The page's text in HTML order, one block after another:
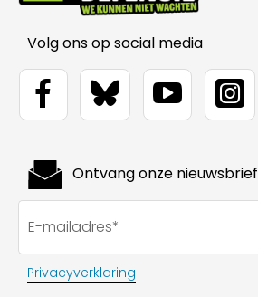
Volg ons op social media
Ontvang onze nieuwsbrief
Privacyverklaring